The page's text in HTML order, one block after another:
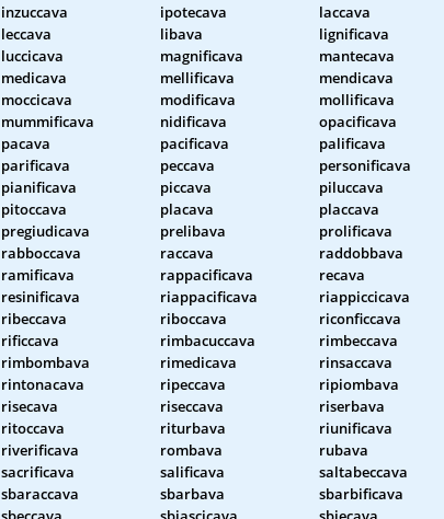
inzuccava
ipotecava laccava
leccava
libava lignificava
luccicava
magnificava mantecava
medicava
mellificava mendicava
moccicava
modificava mollificava
mummificava
nidificava opacificava
pacava
pacificava palificava
parificava
peccava personificava
pianificava
piccava piluccava
pitoccava
placava placcava
pregiudicava
prelibava prolificava
rabboccava
raccava raddobbava
ramificava
rappacificava recava
resinificava
riappacificava riappiccicava
ribeccava
riboccava riconficcava
rificcava
rimbacuccava rimbeccava
rimbombava
rimedicava rinsaccava
rintonacava
ripeccava ripiombava
risecava
riseccava riserbava
ritoccava
riturbava riunificava
riverificava
rombava rubava
sacrificava
salificava saltabeccava
sbaraccava
sbarbava sbarbificava